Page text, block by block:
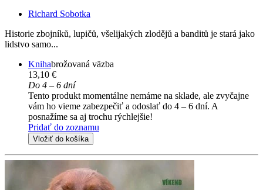
Richard Sobotka
Historie zbojníků, lupičů, všelijakých zlodějů a banditů je stará jako
lidstvo samo...
Knihabrožovaná väzba
13,10 €
Do 4 – 6 dní
Tento produkt momentálne nemáme na sklade, ale zvyčajne
vám ho vieme zabezpečiť a odoslať do 4 – 6 dní. A
posnažíme sa aj trochu rýchlejšie!
Pridať do zoznamu
Vložiť do košíka